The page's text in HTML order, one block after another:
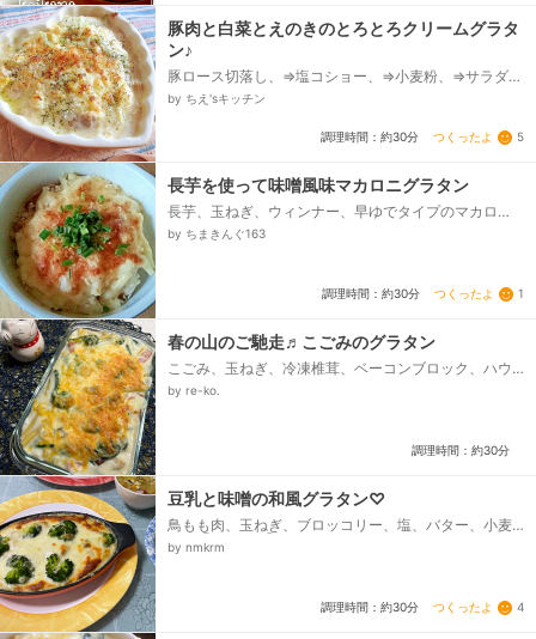
豚肉と白菜とえのきのとろとろクリームグラタ
ン♪
豚ロース切落し、⇒塩コショー、⇒小麦粉、⇒サラダ
油、白菜、えのきだけ、⇒塩コショー、水、牛乳、顆
ズ、パン粉、乾燥パセリ...
by ちえ'sキッチン
調理時間：約30分 つくったよ 5
長芋を使って味噌風味マカロニグラタン
長芋、玉ねぎ、ウィンナー、早ゆでタイプのマカロ
ニ、水、味噌、牛乳、バター、薄力粉、ピザ用チー
by ちまきんぐ163
調理時間：約30分 つくったよ 1
春の山のご馳走♬こごみのグラタン
こごみ、玉ねぎ、冷凍椎茸、ベーコンブロック、ハウ
スのグラタン
by re-ko.
調理時間：約30分
豆乳と味噌の和風グラタン♡
鳥もも肉、玉ねぎ、ブロッコリー、塩、バター、小麦
粉、◯豆乳、◯味噌、チーズ
by nmkrm
調理時間：約30分 つくったよ 4